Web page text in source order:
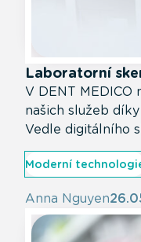
Laboratorní
V DENT MEDICO
našich služeb
Vedle digitálního
Wireless Pod
laboratorní frézu
přesnosti a
Moderní
Anna Nguyen